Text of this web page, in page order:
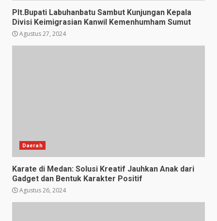
Plt.Bupati Labuhanbatu Sambut Kunjungan Kepala
Divisi Keimigrasian Kanwil Kemenhumham Sumut
Agustus 27, 2024
Daerah
Karate di Medan: Solusi Kreatif Jauhkan Anak dari
Gadget dan Bentuk Karakter Positif
Agustus 26, 2024